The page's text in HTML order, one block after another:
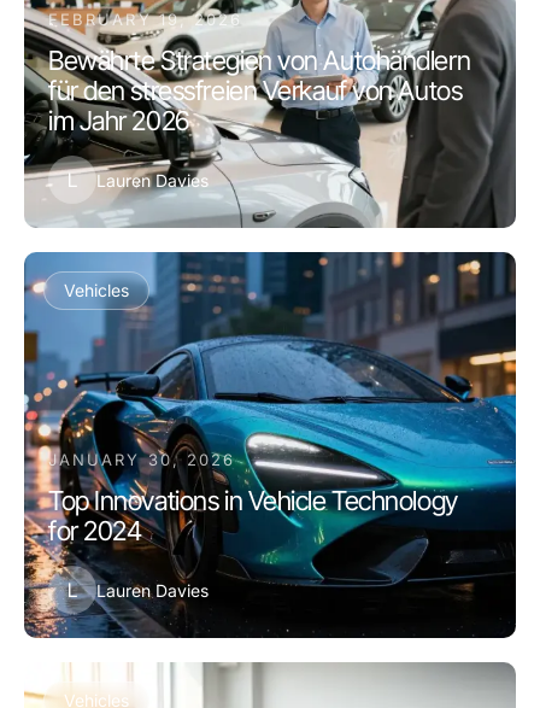
FEBRUARY 19, 2026
Bewährte Strategien von Autohändlern
für den stressfreien Verkauf von Autos
im Jahr 2026
L Lauren Davies
Vehicles
JANUARY 30, 2026
Top Innovations in Vehicle Technology
for 2024
L Lauren Davies
Vehicles